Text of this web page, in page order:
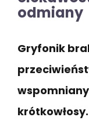
odmiany
Gryfonik
krótkowłosy.